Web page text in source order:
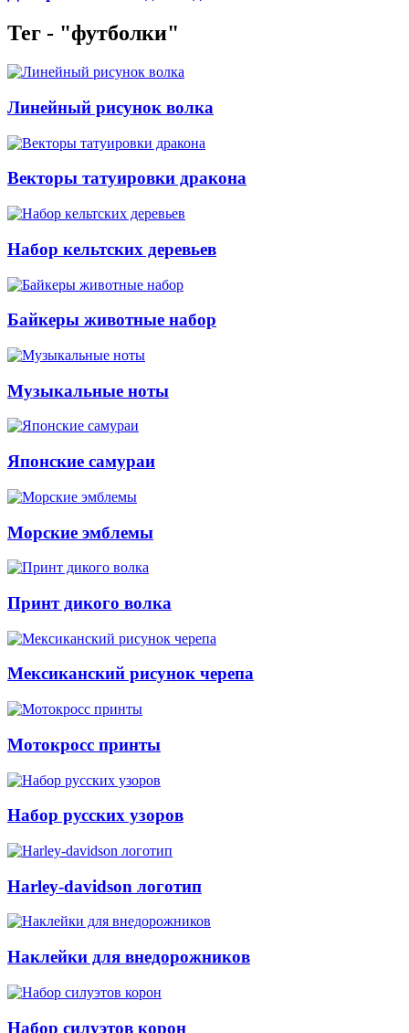
Тег - "футболки"
Линейный рисунок волка
Векторы татуировки дракона
Набор кельтских деревьев
Байкеры животные набор
Музыкальные ноты
Японские самураи
Морские эмблемы
Принт дикого волка
Мексиканский рисунок черепа
Мотокросс принты
Набор русских узоров
Harley-davidson логотип
Наклейки для внедорожников
Набор силуэтов корон